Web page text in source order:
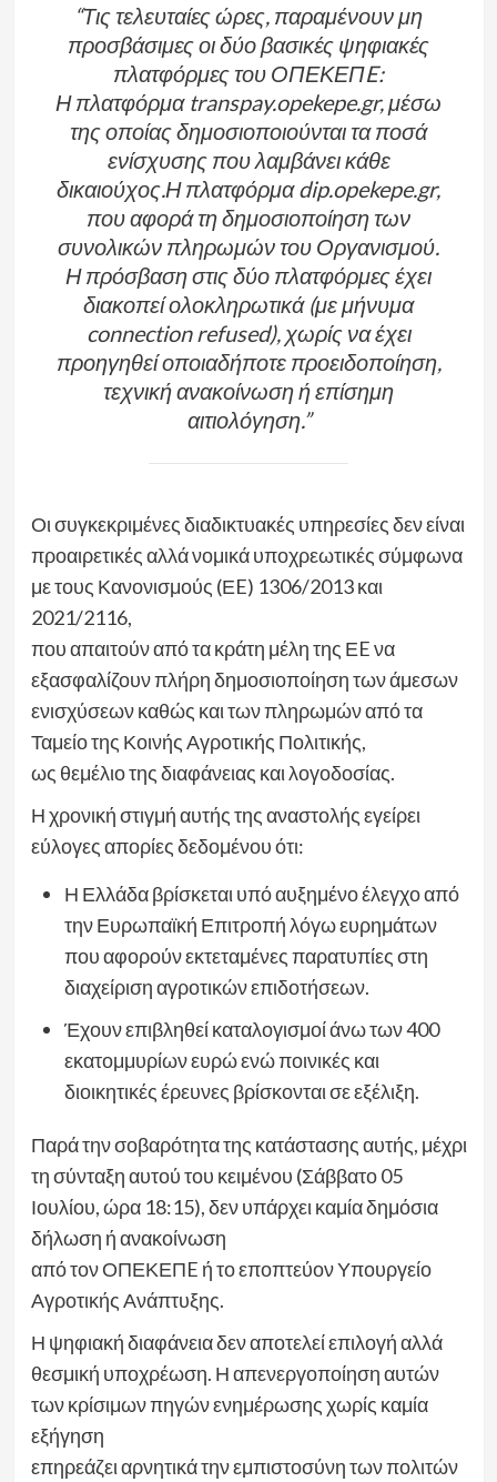
“Τις τελευταίες ώρες, παραμένουν μη
προσβάσιμες οι δύο βασικές ψηφιακές
πλατφόρμες του ΟΠЕΚЕПE:
Η πλατφόρμα transpay.opekepe.gr, μέσω
της οποίας δημοσιοποιούνται τα ποσά
ενίσχυσης που λαμβάνει κάθε
δικαιούχος.Η πλατφόρμα dip.opekepe.gr,
που αφορά τη δημοσιοποίηση των
συνολικών πληρωμών του Οργανισμού.
Η πρόσβαση στις δύο πλατφόρμες έχει
διακοπεί ολοκληρωτικά (με μήνυμα
connection refused), χωρίς να έχει
προηγηθεί οποιαδήποτε προειδοποίηση,
τεχνική ανακοίνωση ή επίσημη
αιτιολόγηση.”
Οι συγκεκριμένες διαδικτυακές υπηρεσίες δεν είναι
προαιρετικές αλλά νομικά υποχρεωτικές σύμφωνα
με τους Κανονισμούς (ΕE) 1306/2013 και
2021/2116,
που απαιτούν από τα κράτη μέλη της ΕE να
εξασφαλίζουν πλήρη δημοσιοποίηση των άμεσων
ενισχύσεων καθώς και των πληρωμών από τα
Ταμείο της Κοινής Αγροτικής Πολιτικής,
ως θεμέλιο της διαφάνειας και λογοδοσίας.
Η χρονική στιγμή αυτής της αναστολής εγείρει
εύλογες απορίες δεδομένου ότι:
Η Ελλάδα βρίσκεται υπό αυξημένο έλεγχο από
την Ευρωπαϊκή Επιτροπή λόγω ευρημάτων
που αφορούν εκτεταμένες παρατυπίες στη
διαχείριση αγροτικών επιδοτήσεων.
Έχουν επιβληθεί καταλογισμοί άνω των 400
εκατομμυρίων ευρώ ενώ ποινικές και
διοικητικές έρευνες βρίσκονται σε εξέλιξη.
Παρά την σοβαρότητα της κατάστασης αυτής, μέχρι
τη σύνταξη αυτού του κειμένου (Σάββατο 05
Ιουλίου, ώρα 18:15), δεν υπάρχει καμία δημόσια
δήλωση ή ανακοίνωση
από τον ΟΠЕΚЕПE ή το εποπτεύον Υπουργείο
Αγροτικής Ανάπτυξης.
Η ψηφιακή διαφάνεια δεν αποτελεί επιλογή αλλά
θεσμική υποχρέωση. Η απενεργοποίηση αυτών
των κρίσιμων πηγών ενημέρωσης χωρίς καμία
εξήγηση
επηρεάζει αρνητικά την εμπιστοσύνη των πολιτών